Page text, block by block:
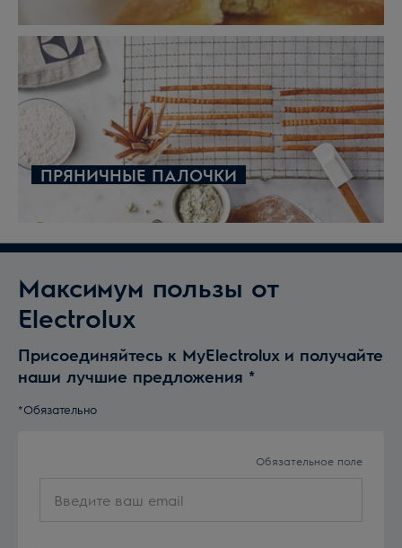
ПРЯНИЧНЫЕ ПАЛОЧКИ
Максимум пользы от
Electrolux
Присоединяйтесь к MyElectrolux и получайте
наши лучшие предложения *
*Обязательно
Обязательное поле
ваш